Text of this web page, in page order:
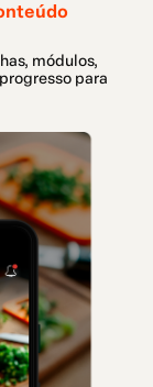
módulos,
para